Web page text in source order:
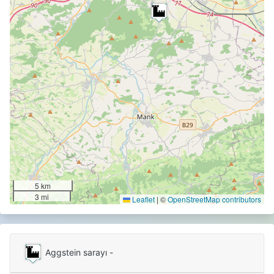
5 km
3 mi
Leaflet | ©OpenStreetMap contributors
Aggstein sarayı -